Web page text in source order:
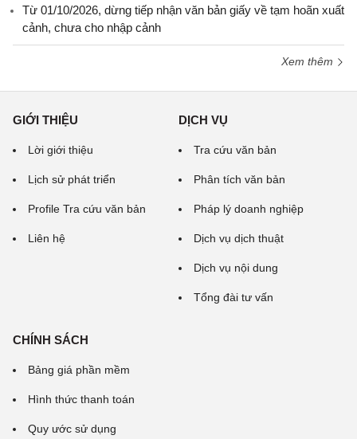
Từ 01/10/2026, dừng tiếp nhận văn bản giấy về tạm hoãn xuất
cảnh, chưa cho nhập cảnh
Xem thêm
GIỚI THIỆU
Lời giới thiệu
Lịch sử phát triển
Profile Tra cứu văn bản
Liên hệ
DỊCH VỤ
Tra cứu văn bản
Phân tích văn bản
Pháp lý doanh nghiệp
Dịch vụ dịch thuật
Dịch vụ nội dung
Tổng đài tư vấn
CHÍNH SÁCH
Bảng giá phần mềm
Hình thức thanh toán
Quy ước sử dụng